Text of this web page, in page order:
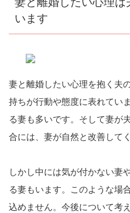
います
妻と離婚したい心理を抱く夫
持ちが行動や態度に表れてい
る妻も多いです。そして妻が
合には、妻が自然と改善して
しかし中には気が付かない妻
る妻もいます。このような場
込めません。今後について考